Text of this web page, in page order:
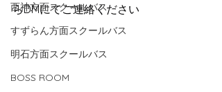
西神方面スクールバス
すずらん方面スクールバス
明石方面スクールバス
BOSS ROOM
らDMにてご連絡ください